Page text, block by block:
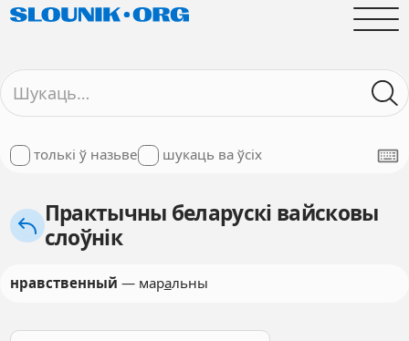
толькі ў назьве шукаць ва ўсіх
Практычны беларускі вайсковы
слоўнік
нравственный — маральны